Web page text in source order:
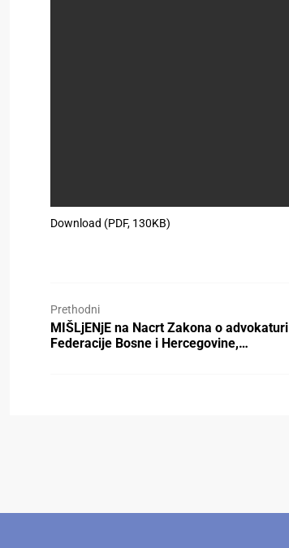
Download (PDF, 130KB)
Prethodni
MIŠLjENjE na Nacrt Zakona o advokaturi
Federacije Bosne i Hercegovine,…